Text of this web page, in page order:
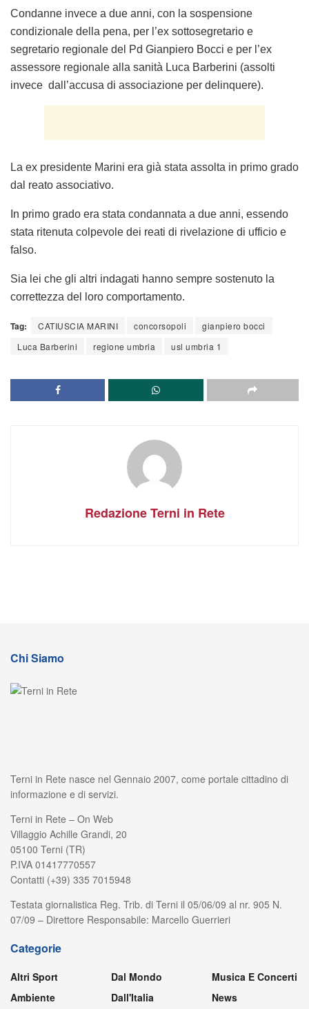
Condanne invece a due anni, con la sospensione
condizionale della pena, per l’ex sottosegretario e
segretario regionale del Pd Gianpiero Bocci e per l’ex
assessore regionale alla sanità Luca Barberini (assolti
invece dall’accusa di associazione per delinquere).
La ex presidente Marini era già stata assolta in primo grado
dal reato associativo.
In primo grado era stata condannata a due anni, essendo
stata ritenuta colpevole dei reati di rivelazione di ufficio e
falso.
Sia lei che gli altri indagati hanno sempre sostenuto la
correttezza del loro comportamento.
Tag: CATIUSCIA MARINI concorsopoli
gianpiero bocci
Luca Barberini
regione umbria usl umbria 1
Redazione Terni in Rete
Chi Siamo
Terni in Rete nasce nel Gennaio 2007, come portale cittadino di
informazione e di servizi.
Terni in Rete – On Web
Villaggio Achille Grandi, 20
05100 Terni (TR)
P.IVA 01417770557
Contatti (+39) 335 7015948
Testata giornalistica Reg. Trib. di Terni il 05/06/09 al nr. 905 N.
07/09 – Direttore Responsabile: Marcello Guerrieri
Categorie
Altri Sport
Ambiente
Dal Mondo
Dall'Italia
Musica E Concerti
News